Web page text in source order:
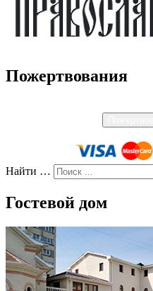
Пожертвования
Найти …
Гостевой дом